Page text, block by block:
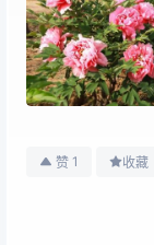
赞 1 收藏